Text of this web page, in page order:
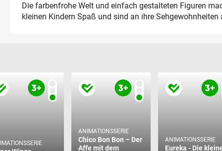
Die farbenfrohe Welt und einfach gestalteten Figuren
kleinen Kindern Spaß und sind an ihre Sehgewohnheiten
ANIMATIONSSERIE
Chico Bon Bon – Der
Affe mit dem
ANIMATIONSSERIE
Eureka - Die